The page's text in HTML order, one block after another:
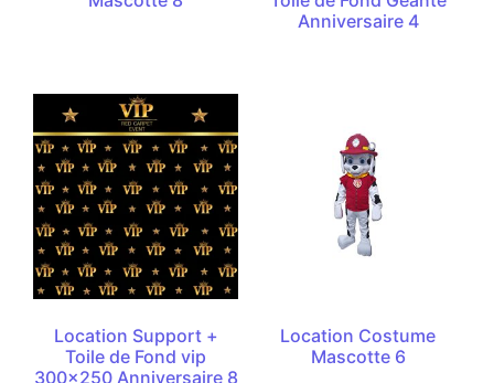
Anniversaire 4
Location Support +
Toile de Fond vip
300×250 Anniversaire 8
Location Costume
Mascotte 6